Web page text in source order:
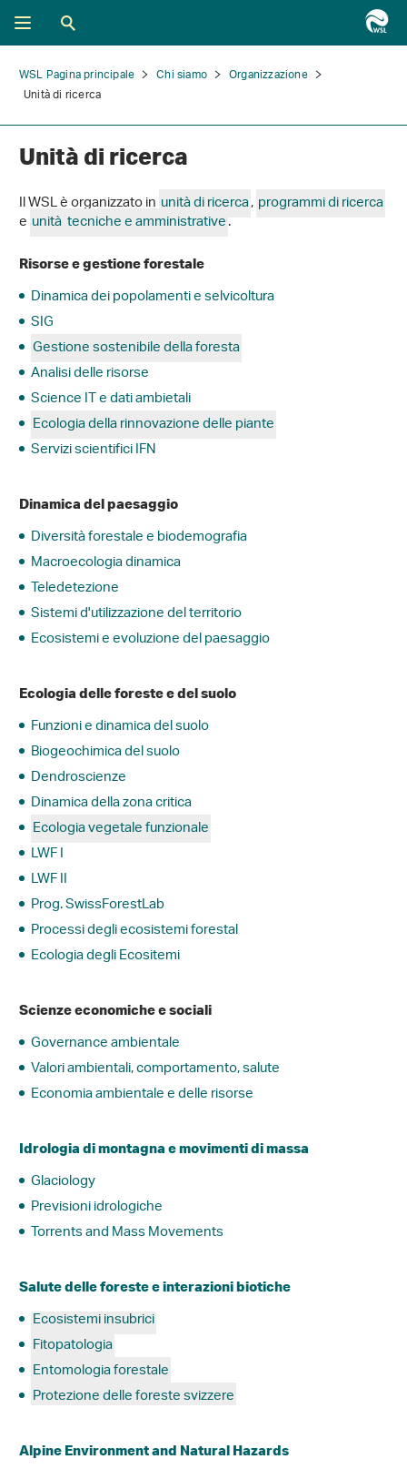
WSL Pagina principale Chi siamo
Organizzazione
Unità di ricerca
Unità di ricerca
Il WSL è organizzato in unità di ricerca,programmi di ricerca
e unità tecniche e amministrative.
Risorse e gestione forestale
Dinamica dei popolamenti e selvicoltura
SIG
Gestione sostenibile della foresta
Analisi delle risorse
Science IT e dati ambietali
Ecologia della rinnovazione delle piante
Servizi scientifici IFN
Dinamica del paesaggio
Diversità forestale e biodemografia
Macroecologia dinamica
Teledetezione
Sistemi d'utilizzazione del territorio
Ecosistemi e evoluzione del paesaggio
Ecologia delle foreste e del suolo
Funzioni e dinamica del suolo
Biogeochimica del suolo
Dendroscienze
Dinamica della zona critica
Ecologia vegetale funzionale
LWF I
LWF II
Prog. SwissForestLab
Processi degli ecosistemi forestal
Ecologia degli Ecositemi
Scienze economiche e sociali
Governance ambientale
Valori ambientali, comportamento, salute
Economia ambientale e delle risorse
Idrologia di montagna e movimenti di massa
Glaciology
Previsioni idrologiche
Torrents and Mass Movements
Salute delle foreste e interazioni biotiche
Ecosistemi insubrici
Fitopatologia
Entomologia forestale
Protezione delle foreste svizzere
Alpine Environment and Natural Hazards